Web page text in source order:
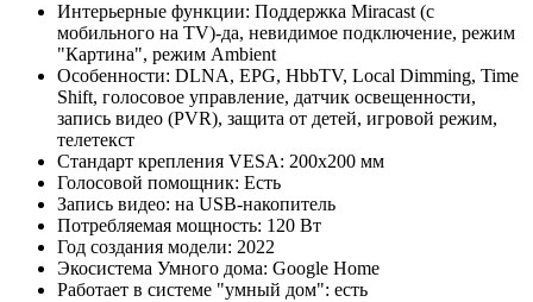
Интерьерные функции: Поддержка Miracast (с
мобильного на TV)-да, невидимое подключение, режим
"Картина", режим Ambient
Особенности: DLNA, EPG, HbbTV, Local Dimming, Time
Shift, голосовое управление, датчик освещенности,
запись видео (PVR), защита от детей, игровой режим,
телетекст
Стандарт крепления VESA: 200x200 мм
Голосовой помощник: Есть
Запись видео: на USB-накопитель
Потребляемая мощность: 120 Вт
Год создания модели: 2022
Экосистема Умного дома: Google Home
Работает в системе "умный дом": есть